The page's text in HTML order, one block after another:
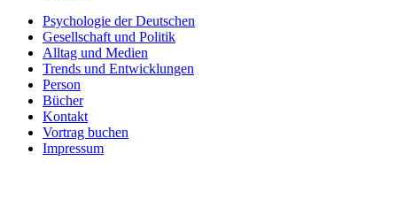
Psychologie der Deutschen
Gesellschaft und Politik
Alltag und Medien
Trends und Entwicklungen
Person
Bücher
Kontakt
Vortrag buchen
Impressum